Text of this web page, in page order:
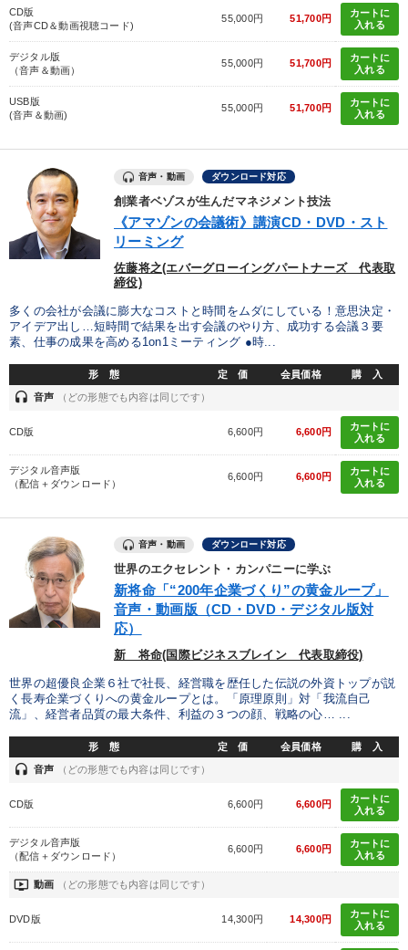
会社のパフォーマンスを高める講話 【6月】音声・映像
147回春季大会
組織・採用・スキル
2025年夏季全国経営者セミナー収録講演ＣＤ・講演ＤＶＤ・デジ
最新刊・戦略参謀ChatGPT実戦法と中小企業のDXと講話ご案内
【3月】音声・映像 経営リーダーの考え方と戦略を学ぶ
「利上げ時代の最新・銀行対策」＋「不動産市況予測」＋「市場
予測と株式投資」最新刊
目的別
経営体系を学びたい リーダーの魅力向上
伝統・文化
M&A 理念・パーパス
local_offer タグから探す refresh 更新する
タグ・キーワード
ビジネスモデル 仕事術・ビジネスハック 稲盛和夫
リベラルアーツ
デジタルマーケティング
繁盛 中小企業 井上和弘 ランチェスター戦略
CD版
(音声CD＆動画視聴コード)
55,000円 51,700円
カートに
入れる
デジタル版
（音声＆動画）
55,000円 51,700円
カートに
入れる
USB版
(音声＆動画)
55,000円 51,700円
カートに
入れる
音声・動画 ダウンロード対応
創業者ベゾスが生んだマネジメント技法
《アマゾンの会議術》講演CD・DVD・スト
リーミング
佐藤将之(エバーグローイングパートナーズ 代表取
締役)
多くの会社が会議に膨大なコストと時間をムダにしている！意思決定・
アイデア出し…短時間で結果を出す会議のやり方、成功する会議３要
素、仕事の成果を高める1on1ミーティング ●時...
形 態 定 価 会員価格 購 入
headset 音声 （どの形態でも内容は同じです）
CD版 6,600円 6,600円
カートに
入れる
デジタル音声版
（配信＋ダウンロード）
6,600円 6,600円
カートに
入れる
音声・動画 ダウンロード対応
世界のエクセレント・カンパニーに学ぶ
新将命「“200年企業づくり”の黄金ループ」
音声・動画版（CD・DVD・デジタル版対
応）
新 将命(国際ビジネスブレイン 代表取締役)
世界の超優良企業６社で社長、経営職を歴任した伝説の外資トップが説
く長寿企業づくりへの黄金ループとは。「原理原則」対「我流自己
流」、経営者品質の最大条件、利益の３つの顔、戦略の心… ...
形 態 定 価 会員価格 購 入
headset 音声 （どの形態でも内容は同じです）
CD版 6,600円 6,600円
カートに
入れる
デジタル音声版
（配信＋ダウンロード）
6,600円 6,600円
カートに
入れる
ondemand_video 動画 （どの形態でも内容は同じです）
DVD版 14,300円 14,300円
カートに
入れる